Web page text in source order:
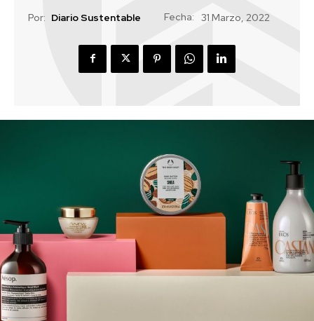
Por: Diario Sustentable Fecha: 31 Marzo, 2022